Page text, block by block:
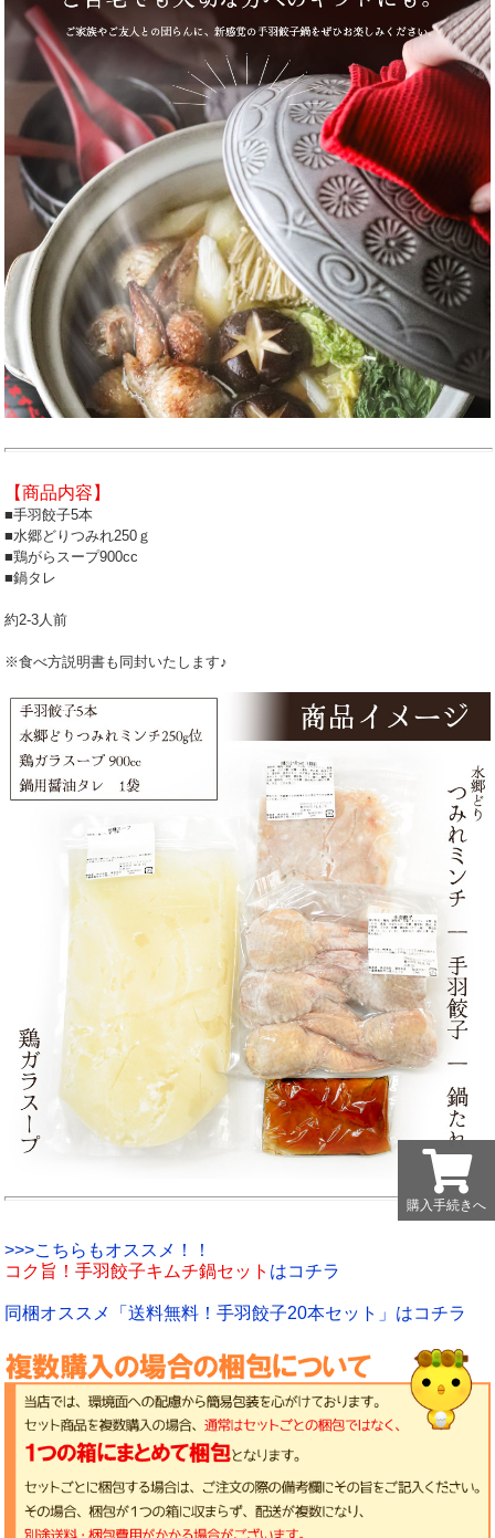
【商品内容】
■手羽餃子5本
■水郷どりつみれ250ｇ
■鶏がらスープ900cc
■鍋タレ
約2-3人前
※食べ方説明書も同封いたします♪
>>>こちらもオススメ！！
コク旨！手羽餃子キムチ鍋セット はコチラ
同梱オススメ「送料無料！手羽餃子20本セット」はコチラ
購入手続きへ
購入手続きへ